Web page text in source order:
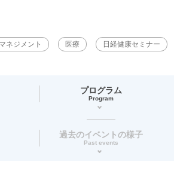
ネジメント 医療 日経健康セミナー
プログラム
Program
過去のイベントの様子
Past events